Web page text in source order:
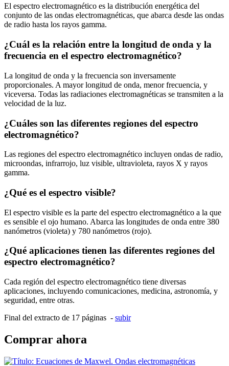
El espectro electromagnético es la distribución energética del
conjunto de las ondas electromagnéticas, que abarca desde las ondas
de radio hasta los rayos gamma.
¿Cuál es la relación entre la longitud de onda y la
frecuencia en el espectro electromagnético?
La longitud de onda y la frecuencia son inversamente
proporcionales. A mayor longitud de onda, menor frecuencia, y
viceversa. Todas las radiaciones electromagnéticas se transmiten a la
velocidad de la luz.
¿Cuáles son las diferentes regiones del espectro
electromagnético?
Las regiones del espectro electromagnético incluyen ondas de radio,
microondas, infrarrojo, luz visible, ultravioleta, rayos X y rayos
gamma.
¿Qué es el espectro visible?
El espectro visible es la parte del espectro electromagnético a la que
es sensible el ojo humano. Abarca las longitudes de onda entre 380
nanómetros (violeta) y 780 nanómetros (rojo).
¿Qué aplicaciones tienen las diferentes regiones del
espectro electromagnético?
Cada región del espectro electromagnético tiene diversas
aplicaciones, incluyendo comunicaciones, medicina, astronomía, y
seguridad, entre otras.
Final del extracto de 17 páginas - subir
Comprar ahora